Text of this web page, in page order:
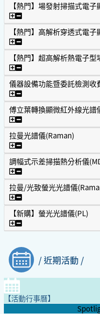
【熱門】場發射掃描式電子
【熱門】場發射掃描式
【熱門】高解析穿透式電子
【熱門】高解析穿透式
【熱門】超高解析熱電子
【熱門】超高解析熱電
儀器設備功能暨委託檢測收
儀器設備功能暨委託檢測
傅立葉轉換顯微紅外線光譜
傅立葉轉換顯微紅外線光
拉曼光譜儀(Raman)
拉曼光譜儀(Raman)
調幅式示差掃描熱分析儀
調幅式示差掃描熱分析儀
拉曼/光致螢光光譜儀
拉曼/光致螢光光譜儀
【新購】螢光光譜儀(PL)
【新購】螢光光譜儀(PL)
/ 近期活動 /
【活動行事曆】